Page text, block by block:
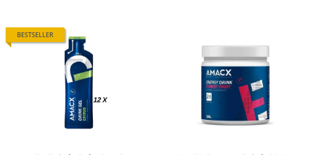
BESTSELLER